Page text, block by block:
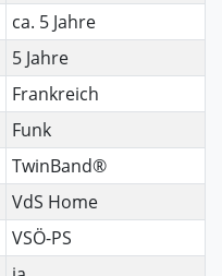
ca. 5 Jahre
5 Jahre
Frankreich
Funk
TwinBand®
VdS Home
VSÖ-PS